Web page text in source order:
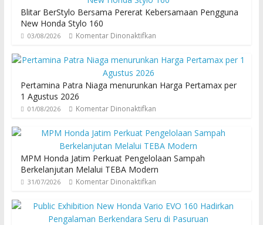
Blitar BerStylo Bersama Pererat Kebersamaan Pengguna
New Honda Stylo 160
03/08/2026 Komentar Dinonaktifkan
Pertamina Patra Niaga menurunkan Harga Pertamax per
1 Agustus 2026
01/08/2026 Komentar Dinonaktifkan
MPM Honda Jatim Perkuat Pengelolaan Sampah
Berkelanjutan Melalui TEBA Modern
31/07/2026 Komentar Dinonaktifkan